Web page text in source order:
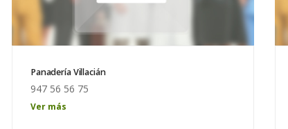
Panadería Villacián
947 56 56 75
Pan biológico
Ver más